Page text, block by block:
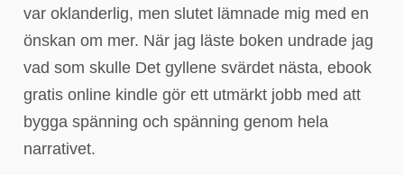
var oklanderlig, men slutet lämnade mig med en
önskan om mer. När jag läste boken undrade jag
vad som skulle Det gyllene svärdet nästa, ebook
gratis online kindle gör ett utmärkt jobb med att
bygga spänning och spänning genom hela
narrativet.